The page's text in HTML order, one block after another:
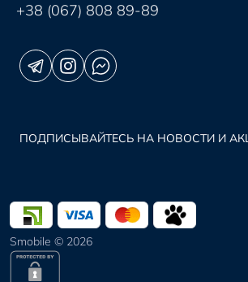
+38 (067) 808 89-89
ПОДПИСЫВАЙТЕСЬ НА НОВОСТИ И
Smobile © 2026